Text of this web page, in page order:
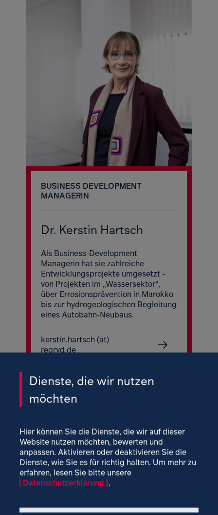
BUSINESS DEVELOPMENT
MANAGERIN
Dr. Kerstin Hartsch
Als Business-Development
Managerin hat sie zahlreiche
Entwicklungsprojekte umgesetzt -
von Projekten im „Wassersektor“,
über Errosionsprävention in Marokko
bis zur hydrogeologischen Begleitung
eines Autobahn-Neubaus.
kerstin.hartsch (at)
regryd.de
Dienste, die wir nutzen
möchten
Hier können Sie die Dienste, die wir auf dieser
Website nutzen möchten, bewerten und
anpassen. Aktivieren oder deaktivieren Sie die
Dienste, wie Sie es für richtig halten. Um mehr zu
erfahren, lesen Sie bitte unsere
Datenschutzerklärung .